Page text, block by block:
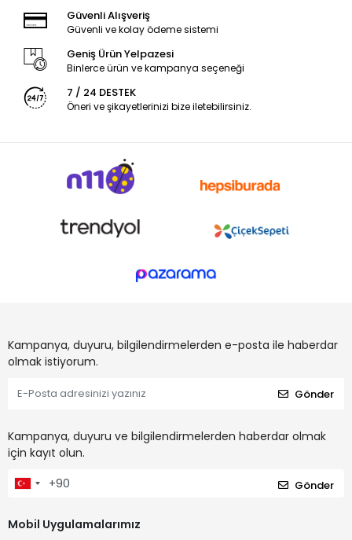
Güvenli Alışveriş
Güvenli ve kolay ödeme sistemi
Geniş Ürün Yelpazesi
Binlerce ürün ve kampanya seçeneği
7 / 24 DESTEK
Öneri ve şikayetlerinizi bize iletebilirsiniz.
Kampanya, duyuru, bilgilendirmelerden e-posta ile haberdar
olmak istiyorum.
Gönder
Kampanya, duyuru ve bilgilendirmelerden haberdar olmak
için kayıt olun.
Gönder
Mobil Uygulamalarımız